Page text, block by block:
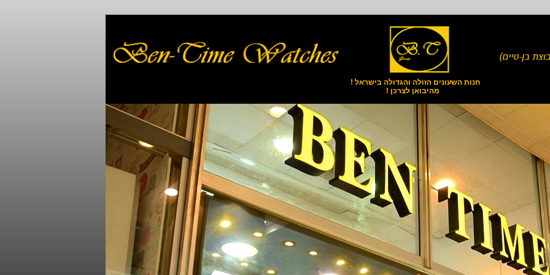
חנות השעונים הזולה והגדולה בישראל !
מהיבואן לצרכן !